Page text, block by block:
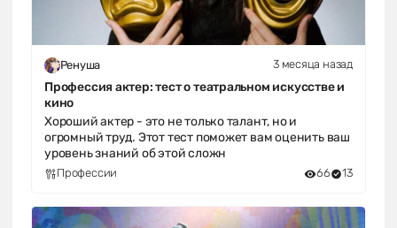
Ренуша 3 месяца назад
Профессия актер: тест о театральном искусстве и
кино
Хороший актер - это не только талант, но и
огромный труд. Этот тест поможет вам оценить ваш
уровень знаний об этой сложн
Профессии 66 13